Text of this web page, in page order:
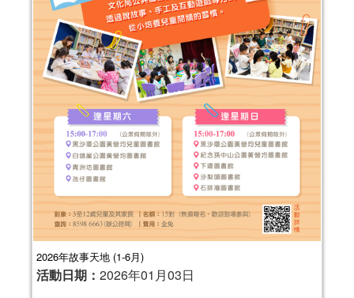
2026年故事天地 (1-6月)
活動日期： 2026年01月03日